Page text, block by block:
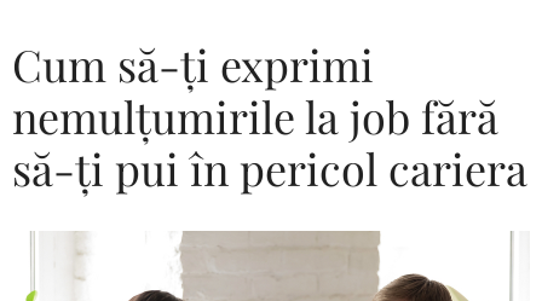
Cum să-ți exprimi
nemulțumirile la job fără
să-ți pui în pericol cariera